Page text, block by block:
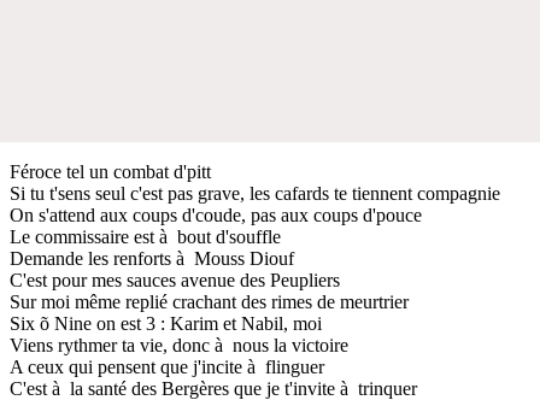
Féroce tel un combat d'pitt
Si tu t'sens seul c'est pas grave, les cafards te tiennent compagnie
On s'attend aux coups d'coude, pas aux coups d'pouce
Le commissaire est à bout d'souffle
Demande les renforts à Mouss Diouf
C'est pour mes sauces avenue des Peupliers
Sur moi même replié crachant des rimes de meurtrier
Six õ Nine on est 3 : Karim et Nabil, moi
Viens rythmer ta vie, donc à nous la victoire
A ceux qui pensent que j'incite à flinguer
C'est à la santé des Bergères que je t'invite à trinquer